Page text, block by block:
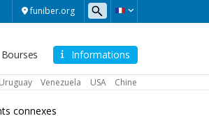
funiber.org
Informations
Bourses
Uruguay Venezuela USA Chine
connexes